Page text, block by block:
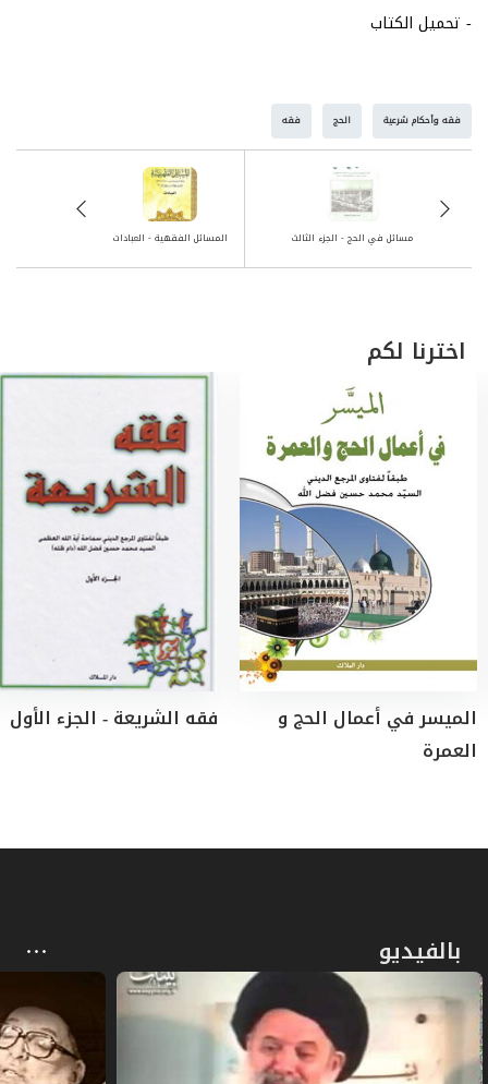
فقه وأحكام شرعية الحج فقه
المسائل الفقهية - العبادات مسائل في الحج - الجزء الثالث
اخترنا لكم
الميسر في أعمال الحج و
العمرة
فقه الشريعة - الجزء الأول
بالفيديو